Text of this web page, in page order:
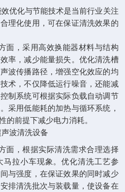
优化与节能技术是当前行业关注
理化使用，可在保证清洗效果的
，采用高效换能器材料与结构
率，减少能量损失。优化清洗槽
波传播路径，增强空化效应的均
术，不仅降低运行噪音，还能减
制系统可根据实际负载自动调节
采用低能耗的加热与循环系统，
的前提下减少电力消耗。
，根据实际清洗需求合理选择
马拉小车现象。优化清洗工艺参
与强度，在保证效果的同时减少
排清洗批次与装载量，使设备在